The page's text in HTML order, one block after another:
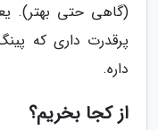
(گاهی حتی بهتر).
پرقدرت داری که
داره.
از کجا بخریم؟